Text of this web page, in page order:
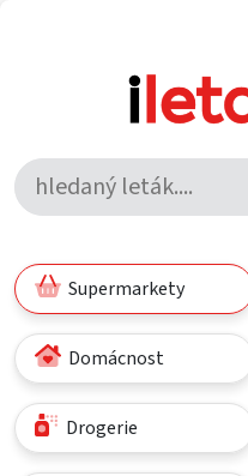
Supermarkety
Domácnost
Drogerie